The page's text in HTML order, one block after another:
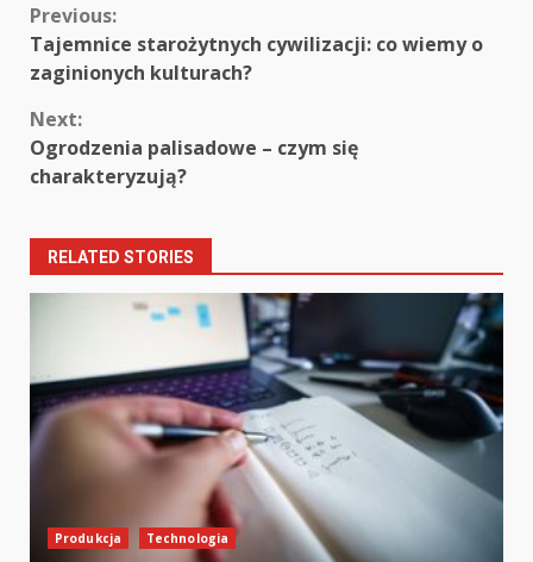
Continue
Reading
Previous:
Tajemnice starożytnych cywilizacji: co wiemy o
zaginionych kulturach?
Next:
Ogrodzenia palisadowe – czym się
charakteryzują?
RELATED STORIES
Produkcja Technologia